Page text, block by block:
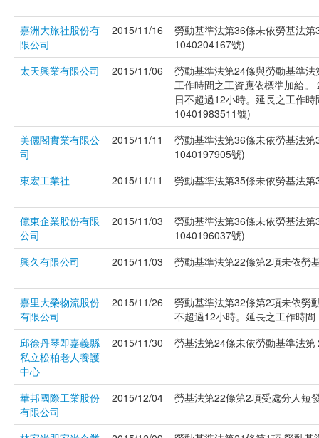
嘉洲大旅社股份有
限公司
2015/11/16
勞動基準法第36條未依勞基法
1040204167號)
太天興業有限公司
2015/11/06
勞動基準法第24條與勞動基準
工作時間之工資應依標準加給
日不超過12小時。延長之工作
10401983511號)
美儷閣實業有限公
司
2015/11/11
勞動基準法第36條未依勞基法
1040197905號)
東宏工業社
2015/11/11 勞動基準法第35條未依勞基法
億東企業股份有限
公司
2015/11/03
勞動基準法第36條未依勞基法
1040196037號)
興久有限公司
2015/11/03 勞動基準法第22條第2項未依勞
嘉里大榮物流股份
有限公司
2015/11/26
勞動基準法第32條第2項未依勞
不超過12小時。延長之工作時
邱徐丹琴即嘉義縣
私立松柏老人養護
中心
2015/11/30 勞基法第24條未依勞動基準法
華邦國際工業股份
有限公司
2015/12/04 勞基法第22條第2項受處分人短